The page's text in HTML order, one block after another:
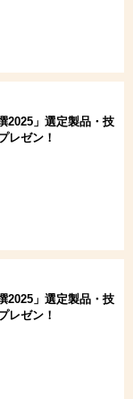
2025」選定製品・技
レゼン！
2025」選定製品・技
レゼン！